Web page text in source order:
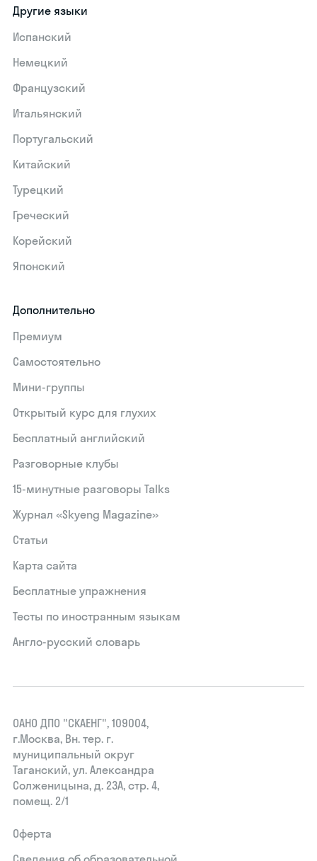
Другие языки
Испанский
Немецкий
Французский
Итальянский
Португальский
Китайский
Турецкий
Греческий
Корейский
Японский
Дополнительно
Премиум
Самостоятельно
Мини-группы
Открытый курс для глухих
Бесплатный английский
Разговорные клубы
15‑минутные разговоры Talks
Журнал «Skyeng Magazine»
Статьи
Карта сайта
Бесплатные упражнения
Тесты по иностранным языкам
Англо-русский словарь
ОАНО ДПО "СКАЕНГ", 109004,
г.Москва, Вн. тер. г.
муниципальный округ
Таганский, ул. Александра
Солженицына, д. 23А, стр. 4,
помещ. 2/1
Оферта